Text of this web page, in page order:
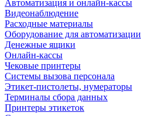
Автоматизация и онлайн-кассы
Видеонаблюдение
Расходные материалы
Оборудование для автоматизации
Денежные ящики
Онлайн-кассы
Чековые принтеры
Системы вызова персонала
Этикет-пистолеты, нумераторы
Терминалы сбора данных
Принтеры этикеток